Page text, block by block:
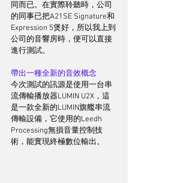
同而已。在實際聆聽時，公司
的同事已把A21SE Signature和
Expression 5煲好，所以我上到
公司的音響房時，便可以直接
進行測試。
帶出一種全新的音效概念
今次測試的訊源是使用一台串
流傳輸播放器LUMIN U2X，這
是一款全新的LUMIN旗艦串流
傳輸設備，它使用的Leedh
Processing無損音量控制技
術，能實現終極數位輸出。